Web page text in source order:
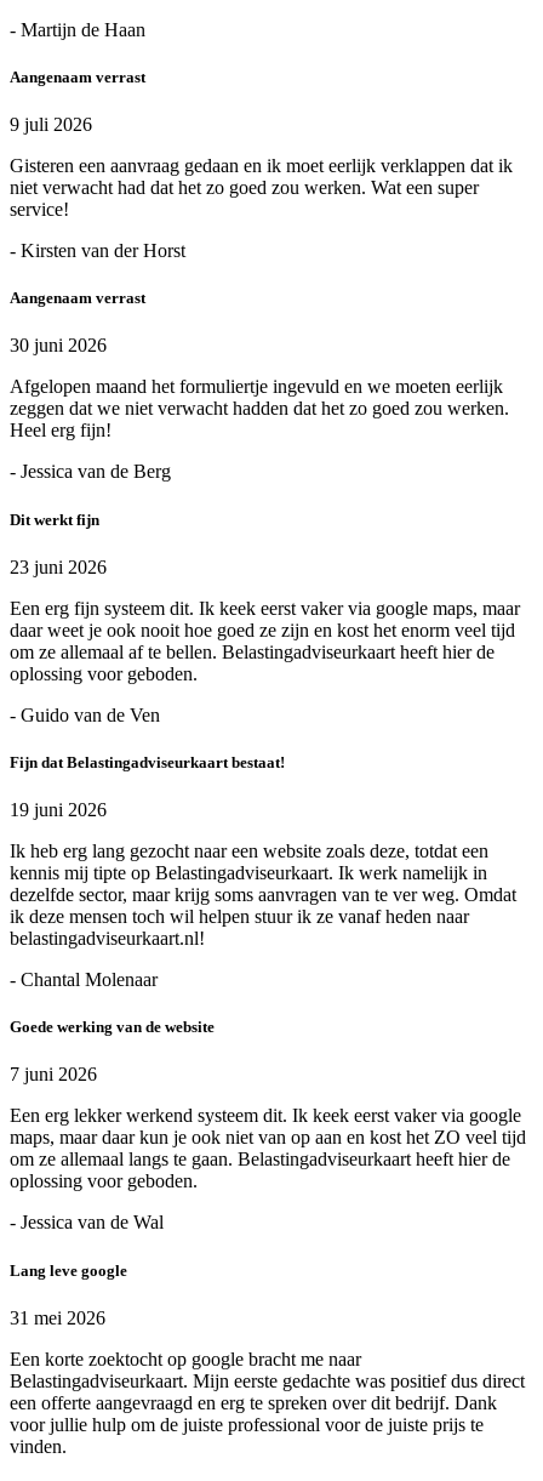
- Martijn de Haan
Aangenaam verrast
9 juli 2026
Gisteren een aanvraag gedaan en ik moet eerlijk verklappen dat ik
niet verwacht had dat het zo goed zou werken. Wat een super
service!
- Kirsten van der Horst
Aangenaam verrast
30 juni 2026
Afgelopen maand het formuliertje ingevuld en we moeten eerlijk
zeggen dat we niet verwacht hadden dat het zo goed zou werken.
Heel erg fijn!
- Jessica van de Berg
Dit werkt fijn
23 juni 2026
Een erg fijn systeem dit. Ik keek eerst vaker via google maps, maar
daar weet je ook nooit hoe goed ze zijn en kost het enorm veel tijd
om ze allemaal af te bellen. Belastingadviseurkaart heeft hier de
oplossing voor geboden.
- Guido van de Ven
Fijn dat Belastingadviseurkaart bestaat!
19 juni 2026
Ik heb erg lang gezocht naar een website zoals deze, totdat een
kennis mij tipte op Belastingadviseurkaart. Ik werk namelijk in
dezelfde sector, maar krijg soms aanvragen van te ver weg. Omdat
ik deze mensen toch wil helpen stuur ik ze vanaf heden naar
belastingadviseurkaart.nl!
- Chantal Molenaar
Goede werking van de website
7 juni 2026
Een erg lekker werkend systeem dit. Ik keek eerst vaker via google
maps, maar daar kun je ook niet van op aan en kost het ZO veel tijd
om ze allemaal langs te gaan. Belastingadviseurkaart heeft hier de
oplossing voor geboden.
- Jessica van de Wal
Lang leve google
31 mei 2026
Een korte zoektocht op google bracht me naar
Belastingadviseurkaart. Mijn eerste gedachte was positief dus direct
een offerte aangevraagd en erg te spreken over dit bedrijf. Dank
voor jullie hulp om de juiste professional voor de juiste prijs te
vinden.